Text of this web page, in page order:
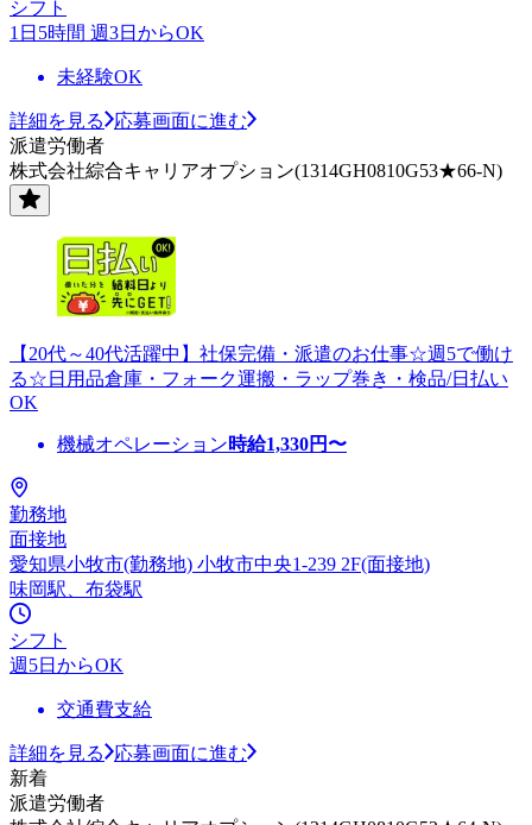
シフト
1日5時間 週3日からOK
未経験OK
詳細を見る
応募画面に進む
派遣労働者
株式会社綜合キャリアオプション(1314GH0810G53★66-N)
【20代～40代活躍中】社保完備・派遣のお仕事☆週5で働け
る☆日用品倉庫・フォーク運搬・ラップ巻き・検品/日払い
OK
機械オペレーション時給1,330円〜
勤務地
面接地
愛知県小牧市(勤務地) 小牧市中央1-239 2F(面接地)
味岡駅、布袋駅
シフト
週5日からOK
交通費支給
詳細を見る
応募画面に進む
新着
派遣労働者